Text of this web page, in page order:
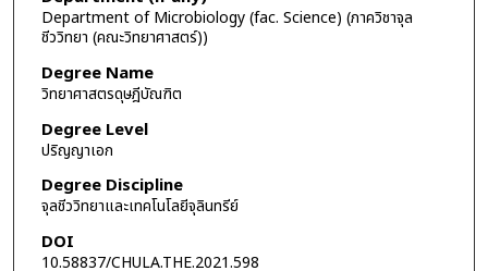
Department of Microbiology (fac. Science) (ภาควิชาจุล
ชีววิทยา (คณะวิทยาศาสตร์))
Degree Name
วิทยาศาสตรดุษฎีบัณฑิต
Degree Level
ปริญญาเอก
Degree Discipline
จุลชีววิทยาและเทคโนโลยีจุลินทรีย์
DOI
10.58837/CHULA.THE.2021.598